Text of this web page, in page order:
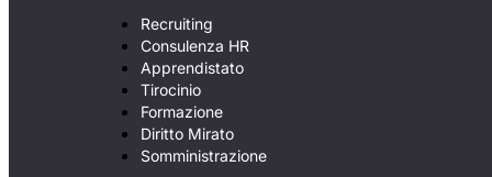
Recruiting
Consulenza HR
Apprendistato
Tirocinio
Formazione
Diritto Mirato
Somministrazione